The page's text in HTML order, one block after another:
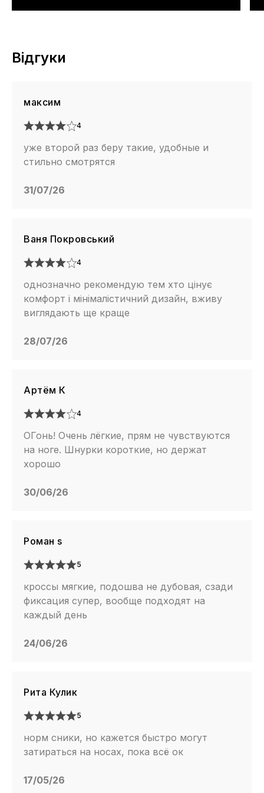
Відгуки
максим
4
уже второй раз беру такие, удобные и
стильно смотрятся
31/07/26
Ваня Покровський
4
однозначно рекомендую тем хто цінує
комфорт і мінімалістичний дизайн, вживу
виглядають ще краще
28/07/26
Артём К
4
ОГонь! Очень лёгкие, прям не чувствуются
на ноге. Шнурки короткие, но держат
хорошо
30/06/26
Роман s
5
кроссы мягкие, подошва не дубовая, сзади
фиксация супер, вообще подходят на
каждый день
24/06/26
Рита Кулик
5
норм сники, но кажется быстро могут
затираться на носах, пока всё ок
17/05/26